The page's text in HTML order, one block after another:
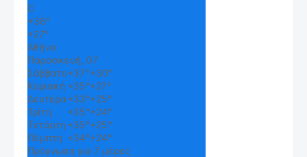
C
+36°
+27°
Αθήνα
Παρασκευή, 07
Σάββατο+37°+30°
Κυριακή +35°+27°
Δευτέρα+33°+25°
Τρίτη
+35°+24°
Τετάρτη +35°+25°
Πέμπτη +34°+24°
Πρόγνωση για 7 μέρες